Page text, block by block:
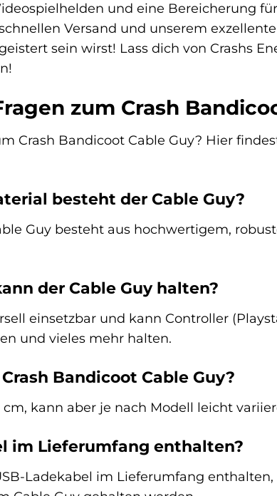
und eine Bereicherung
Versand und unserem
sein wirst! Lass dich von Crashs
zum Crash
Crash Bandicoot Cable Guy? Hier
besteht der Cable Guy?
Guy besteht aus hochwertigem,
der Cable Guy halten?
einsetzbar und kann Controller
und vieles mehr halten.
Bandicoot Cable Guy?
kann aber je nach Modell leicht
im Lieferumfang enthalten?
Ladekabel im Lieferumfang